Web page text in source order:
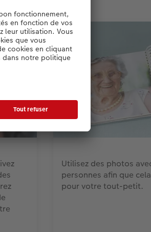
Utilisez des photos
personnes afin que
pour votre tout-petit.